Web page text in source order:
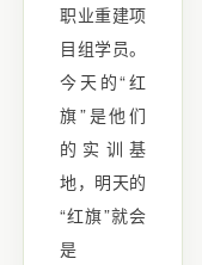
职业重建项
目组学员。
今天的“红
旗”是他们
的实训基
地，明天的
“红旗”就会
是